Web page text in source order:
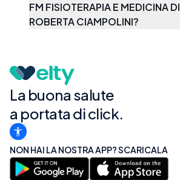
FM FISIOTERAPIA E MEDICINA DI
ROBERTA CIAMPOLINI?
La buona salute
a portata di click.
NON HAI LA NOSTRA APP? SCARICALA